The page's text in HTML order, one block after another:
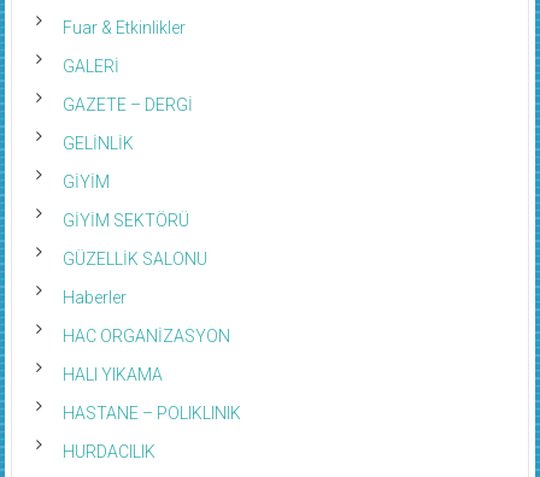
Fuar & Etkinlikler
GALERİ
GAZETE – DERGİ
GELİNLİK
GİYİM
GİYİM SEKTÖRÜ
GÜZELLİK SALONU
Haberler
HAC ORGANİZASYON
HALI YIKAMA
HASTANE – POLIKLINIK
HURDACILIK